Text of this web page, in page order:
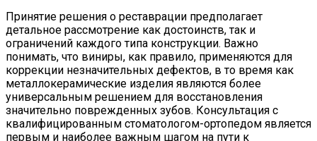
Принятие решения о реставрации предполагает
детальное рассмотрение как достоинств, так и
ограничений каждого типа конструкции. Важно
понимать, что виниры, как правило, применяются для
коррекции незначительных дефектов, в то время как
металлокерамические изделия являются более
универсальным решением для восстановления
значительно поврежденных зубов. Консультация с
квалифицированным стоматологом-ортопедом является
первым и наиболее важным шагом на пути к